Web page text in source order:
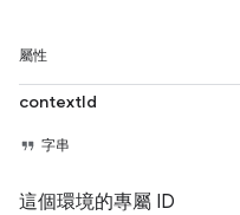
屬性
contextId
字串
這個環境的專屬 ID